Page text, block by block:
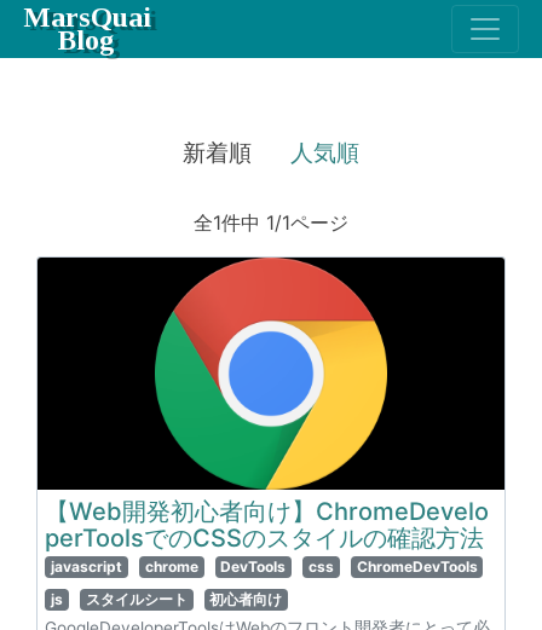
MarsQuai
Blog
新着順 人気順
全1件中 1/1ページ
【Web開発初心者向け】ChromeDevelo
perToolsでのCSSのスタイルの確認方法
javascript chrome DevTools css
ChromeDevTools
js
スタイルシート 初心者向け